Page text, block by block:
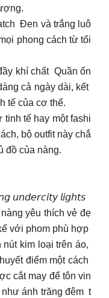
Đen và trắng luô
phong cách từ tối
khí chất Quần ốn
cả ngày dài, kết
tế của cơ thể.
tinh tế hay một fashi
bộ outfit này chắ
đồ của nàng.
𝘶𝘯𝘥𝘦𝘳𝘤𝘪𝘵𝘺 𝘭𝘪𝘨𝘩𝘵𝘴
yêu thích vẻ đẹ
với phom phù hợp
kim loại trên áo,
điểm một cách
cắt may để tôn vin
ánh trăng đêm t